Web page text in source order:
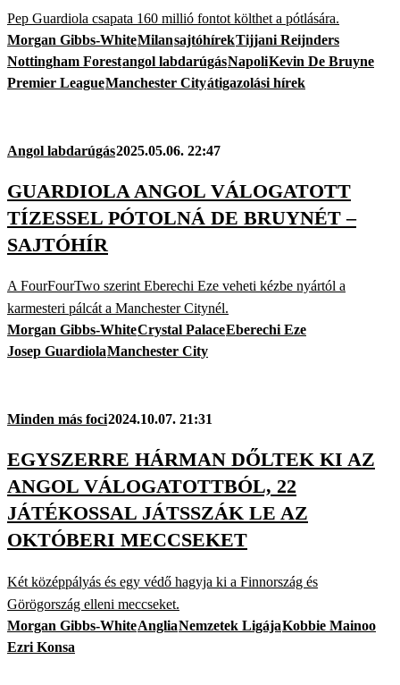
Pep Guardiola csapata 160 millió fontot költhet a pótlására.
Morgan Gibbs-WhiteMilansajtóhírekTijjani Reijnders
Nottingham Forestangol labdarúgásNapoliKevin De Bruyne
Premier LeagueManchester Cityátigazolási hírek
Angol labdarúgás2025.05.06. 22:47
GUARDIOLA ANGOL VÁLOGATOTT
TÍZESSEL PÓTOLNÁ DE BRUYNÉT –
SAJTÓHÍR
A FourFourTwo szerint Eberechi Eze veheti kézbe nyártól a
karmesteri pálcát a Manchester Citynél.
Morgan Gibbs-WhiteCrystal PalaceEberechi Eze
Josep GuardiolaManchester City
Minden más foci2024.10.07. 21:31
EGYSZERRE HÁRMAN DŐLTEK KI AZ
ANGOL VÁLOGATOTTBÓL, 22
JÁTÉKOSSAL JÁTSSZÁK LE AZ
OKTÓBERI MECCSEKET
Két középpályás és egy védő hagyja ki a Finnország és
Görögország elleni meccseket.
Morgan Gibbs-WhiteAngliaNemzetek LigájaKobbie Mainoo
Ezri Konsa